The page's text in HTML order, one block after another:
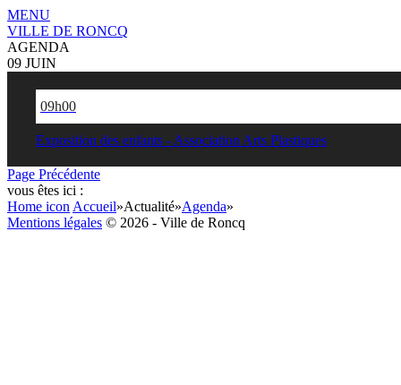
MENU
VILLE DE RONCQ
AGENDA
09 JUIN
09h00
Exposition des enfants - Association Arts Plastiques
Page Précédente
vous êtes ici :
Home icon Accueil»Actualité»Agenda»
Mentions légales © 2026 - Ville de Roncq